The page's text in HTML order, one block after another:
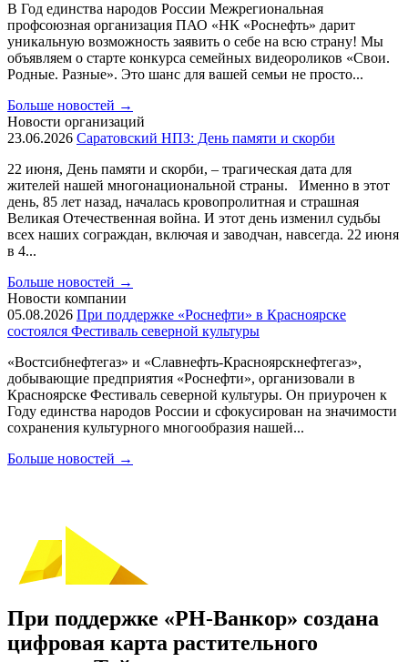
В Год единства народов России Межрегиональная
профсоюзная организация ПАО «НК «Роснефть» дарит
уникальную возможность заявить о себе на всю страну! Мы
объявляем о старте конкурса семейных видеороликов «Свои.
Родные. Разные». Это шанс для вашей семьи не просто...
Больше новостей →
Новости организаций
23.06.2026 Саратовский НПЗ: День памяти и скорби
22 июня, День памяти и скорби, – трагическая дата для
жителей нашей многонациональной страны. Именно в этот
день, 85 лет назад, началась кровопролитная и страшная
Великая Отечественная война. И этот день изменил судьбы
всех наших сограждан, включая и заводчан, навсегда. 22 июня
в 4...
Больше новостей →
Новости компании
05.08.2026 При поддержке «Роснефти» в Красноярске
состоялся Фестиваль северной культуры
«Востсибнефтегаз» и «Славнефть-Красноярскнефтегаз»,
добывающие предприятия «Роснефти», организовали в
Красноярске Фестиваль северной культуры. Он приурочен к
Году единства народов России и сфокусирован на значимости
сохранения культурного многообразия нашей...
Больше новостей →
При поддержке «РН-Ванкор» создана
цифровая карта растительного